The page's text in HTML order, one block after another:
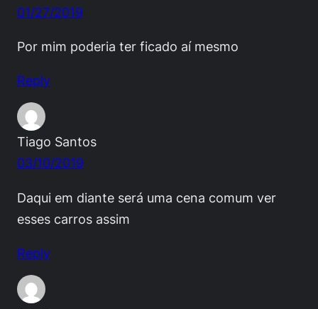
01/27/2019
Por mim poderia ter ficado aí mesmo
Reply
Tiago Santos
03/10/2019
Daqui em diante será uma cena comum ver
esses carros assim
Reply